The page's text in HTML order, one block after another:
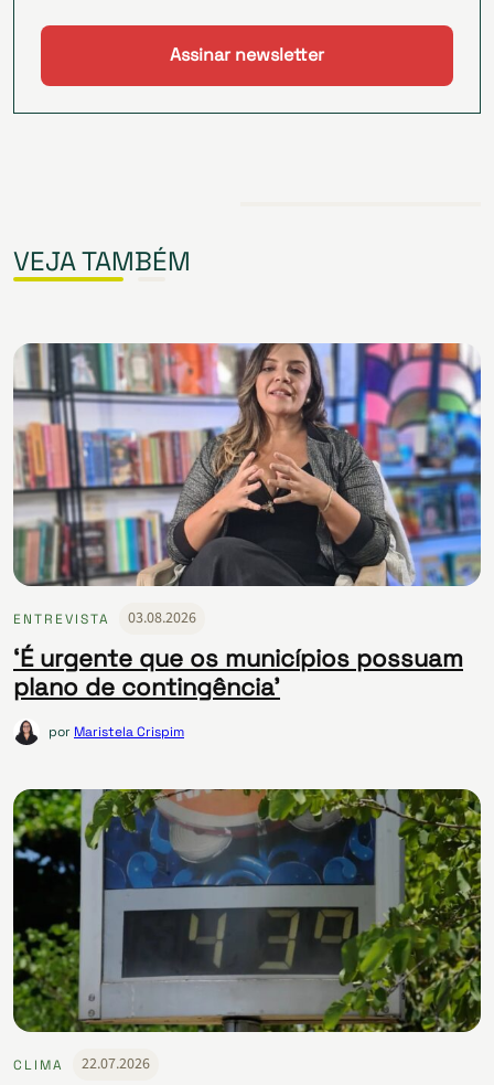
VEJA TAMBÉM
ENTREVISTA 03.08.2026
‘É urgente que os municípios possuam
plano de contingência’
por Maristela Crispim
CLIMA 22.07.2026